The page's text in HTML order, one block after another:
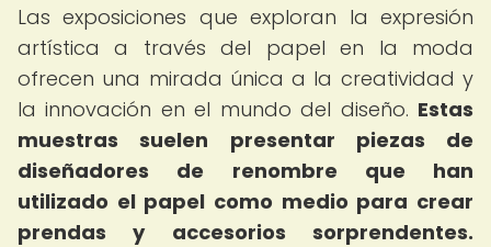
Las exposiciones que exploran la expresión
artística a través del papel en la moda
ofrecen una mirada única a la creatividad y
la innovación en el mundo del diseño. Estas
muestras suelen presentar piezas de
diseñadores de renombre que han
utilizado el papel como medio para crear
prendas y accesorios sorprendentes.